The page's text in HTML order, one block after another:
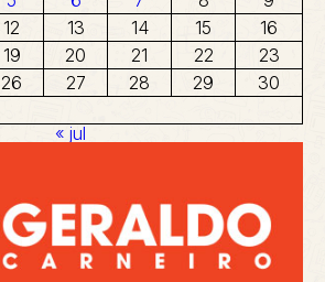
12 13 14 15
16
19 20 21 22
23
26 27 28 29
30
« jul